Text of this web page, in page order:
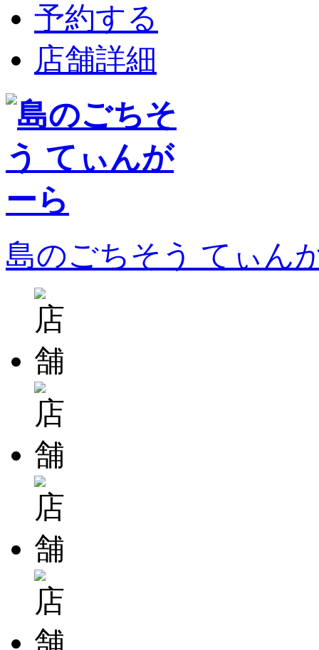
予約する
店舗詳細
島のごちそう てぃん